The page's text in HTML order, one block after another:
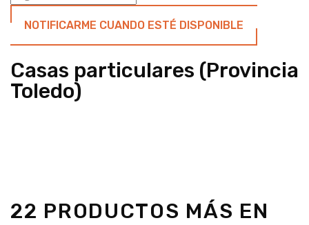
NOTIFICARME CUANDO ESTÉ DISPONIBLE
Casas particulares (Provincia
Toledo)
22 PRODUCTOS MÁS EN